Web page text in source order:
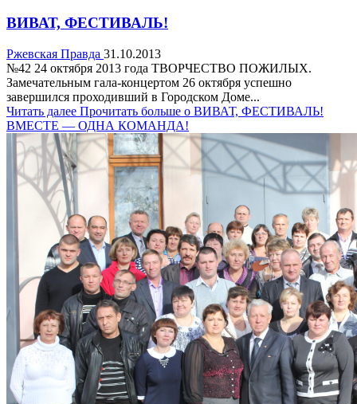
ВИВАТ, ФЕСТИВАЛЬ!
Ржевская Правда 31.10.2013
№42 24 октября 2013 года ТВОРЧЕСТВО ПОЖИЛЫХ.
Замечательным гала-концертом 26 октября успешно
завершился проходивший в Городском Доме...
Читать далее Прочитать больше о ВИВАТ, ФЕСТИВАЛЬ!
ВМЕСТЕ — ОДНА КОМАНДА!